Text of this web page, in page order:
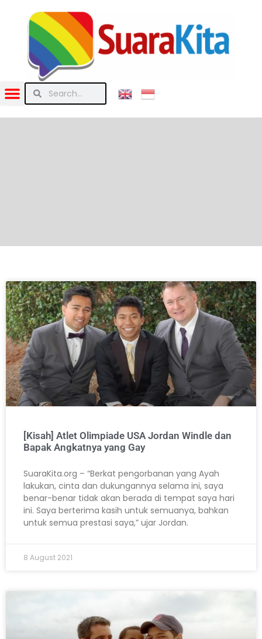
[Kisah] Atlet Olimpiade USA Jordan Windle dan
Bapak Angkatnya yang Gay
SuaraKita.org – “Berkat pengorbanan yang Ayah
lakukan, cinta dan dukungannya selama ini, saya
benar-benar tidak akan berada di tempat saya hari
ini. Saya berterima kasih untuk semuanya, bahkan
untuk semua prestasi saya,” ujar Jordan.
8 August 2021